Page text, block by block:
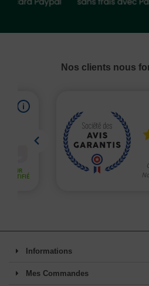
Nos clients nous
Informations
Mes Commandes